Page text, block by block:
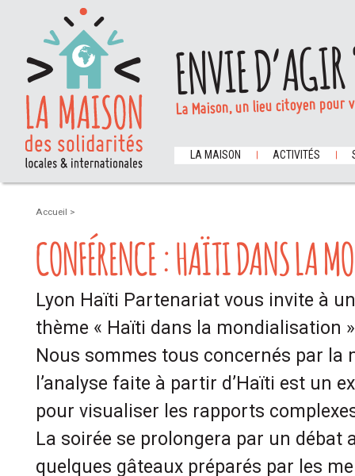
ENVIE
La Maison, un lieu citoyen
LA MAISON ACTIVITÉS
Accueil >
CONFÉRENCE : HAÏTI DANS LA
Lyon Haïti Partenariat vous invite à
thème « Haïti dans la mondialisation
Nous sommes tous concernés par la
l’analyse faite à partir d’Haïti est un
pour visualiser les rapports
La soirée se prolongera par un débat
quelques gâteaux préparés par les